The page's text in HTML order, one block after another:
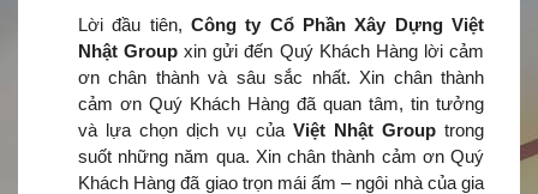
Lời đầu tiên, Công ty Cổ Phần Xây Dựng Việt
Nhật Group xin gửi đến Quý Khách Hàng lời cảm
ơn chân thành và sâu sắc nhất. Xin chân thành
cảm ơn Quý Khách Hàng đã quan tâm, tin tưởng
và lựa chọn dịch vụ của Việt Nhật Grouptrong
suốt những năm qua. Xin chân thành cảm ơn Quý
Khách Hàng đã giao trọn mái ấm – ngôi nhà của gia